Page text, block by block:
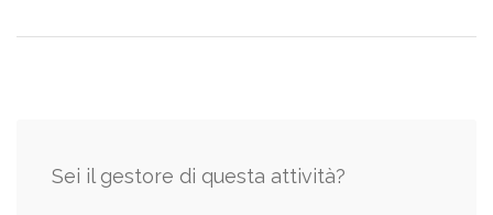
Sei il gestore di questa attività?